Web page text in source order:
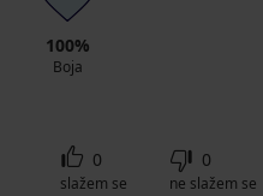
100%
Boja
0
slažem se
0
ne slažem se